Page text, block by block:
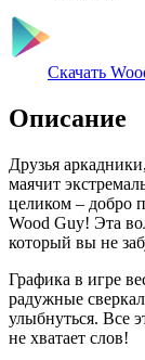
Скачать
Описание
Друзья
маячит
целиком – добро
Wood Guy! Эта
который вы не
Графика в игре
радужные
улыбнуться. Все
не хватает слов!